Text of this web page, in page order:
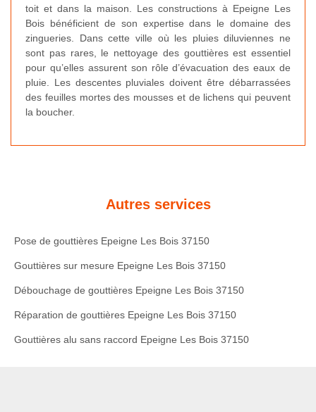
toit et dans la maison. Les constructions à Epeigne Les
Bois bénéficient de son expertise dans le domaine des
zingueries. Dans cette ville où les pluies diluviennes ne
sont pas rares, le nettoyage des gouttières est essentiel
pour qu’elles assurent son rôle d’évacuation des eaux de
pluie. Les descentes pluviales doivent être débarrassées
des feuilles mortes des mousses et de lichens qui peuvent
la boucher.
Autres services
Pose de gouttières Epeigne Les Bois 37150
Gouttières sur mesure Epeigne Les Bois 37150
Débouchage de gouttières Epeigne Les Bois 37150
Réparation de gouttières Epeigne Les Bois 37150
Gouttières alu sans raccord Epeigne Les Bois 37150